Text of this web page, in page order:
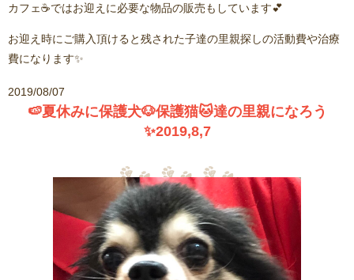
カフェ☕️ではお迎えに必要な物品の販売もしています💕
お迎え時にご購入頂けると残された子達の里親探しの活動費や治療
費になります✨
2019/08/07
🍉夏休みに保護犬🐶保護猫🐱達の里親になろう
✨2019,8,7